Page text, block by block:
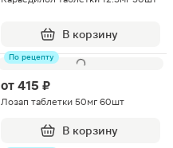
В корзину
По рецепту
от 415 ₽
Лозап таблетки 50мг 60шт
В корзину